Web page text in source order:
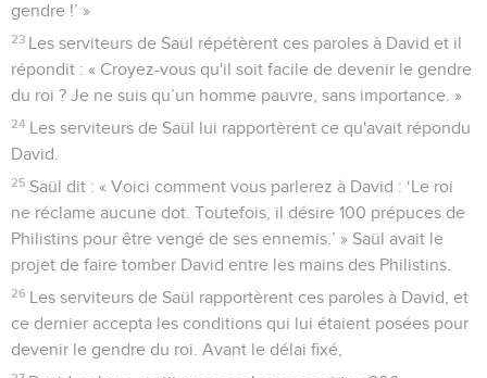
gendre !’ »
23 Les serviteurs de Saül répétèrent ces paroles à David et il
répondit : « Croyez-vous qu'il soit facile de devenir le gendre
du roi ? Je ne suis qu’un homme pauvre, sans importance. »
24 Les serviteurs de Saül lui rapportèrent ce qu'avait répondu
David.
25 Saül dit : « Voici comment vous parlerez à David : ‘Le roi
ne réclame aucune dot. Toutefois, il désire 100 prépuces de
Philistins pour être vengé de ses ennemis.’ » Saül avait le
projet de faire tomber David entre les mains des Philistins.
26 Les serviteurs de Saül rapportèrent ces paroles à David, et
ce dernier accepta les conditions qui lui étaient posées pour
devenir le gendre du roi. Avant le délai fixé,